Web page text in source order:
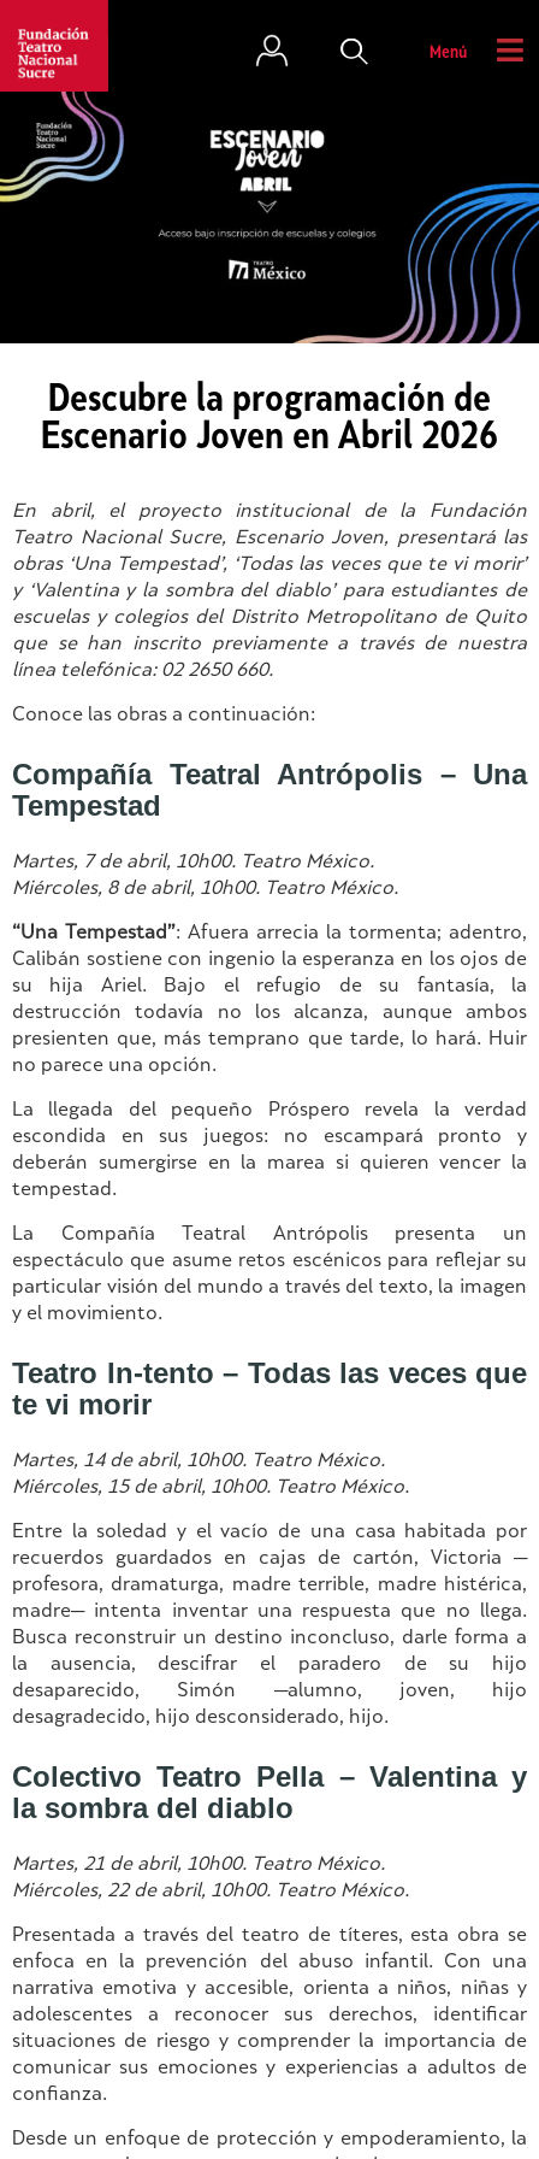
Menú
Descubre la programación de
Escenario Joven en Abril 2026
En abril, el proyecto institucional de la Fundación
Teatro Nacional Sucre, Escenario Joven, presentará las
obras ‘Una Tempestad’, ‘Todas las veces que te vi morir’
y ‘Valentina y la sombra del diablo’ para estudiantes de
escuelas y colegios del Distrito Metropolitano de Quito
que se han inscrito previamente a través de nuestra
línea telefónica: 02 2650 660.
Conoce las obras a continuación:
Compañía Teatral Antrópolis – Una
Tempestad
Martes, 7 de abril, 10h00. Teatro México.
Miércoles, 8 de abril, 10h00. Teatro México.
“Una Tempestad”: Afuera arrecia la tormenta; adentro,
Calibán sostiene con ingenio la esperanza en los ojos de
su hija Ariel. Bajo el refugio de su fantasía, la
destrucción todavía no los alcanza, aunque ambos
presienten que, más temprano que tarde, lo hará. Huir
no parece una opción.
La llegada del pequeño Próspero revela la verdad
escondida en sus juegos: no escampará pronto y
deberán sumergirse en la marea si quieren vencer la
tempestad.
La Compañía Teatral Antrópolis presenta un
espectáculo que asume retos escénicos para reflejar su
particular visión del mundo a través del texto, la imagen
y el movimiento.
Teatro In-tento – Todas las veces que
te vi morir
Martes, 14 de abril, 10h00. Teatro México.
Miércoles, 15 de abril, 10h00. Teatro México.
Entre la soledad y el vacío de una casa habitada por
recuerdos guardados en cajas de cartón, Victoria —
profesora, dramaturga, madre terrible, madre histérica,
madre— intenta inventar una respuesta que no llega.
Busca reconstruir un destino inconcluso, darle forma a
la ausencia, descifrar el paradero de su hijo
desaparecido, Simón —alumno, joven, hijo
desagradecido, hijo desconsiderado, hijo.
Colectivo Teatro Pella – Valentina y
la sombra del diablo
Martes, 21 de abril, 10h00. Teatro México.
Miércoles, 22 de abril, 10h00. Teatro México.
Presentada a través del teatro de títeres, esta obra se
enfoca en la prevención del abuso infantil. Con una
narrativa emotiva y accesible, orienta a niños, niñas y
adolescentes a reconocer sus derechos, identificar
situaciones de riesgo y comprender la importancia de
comunicar sus emociones y experiencias a adultos de
confianza.
Desde un enfoque de protección y empoderamiento, la